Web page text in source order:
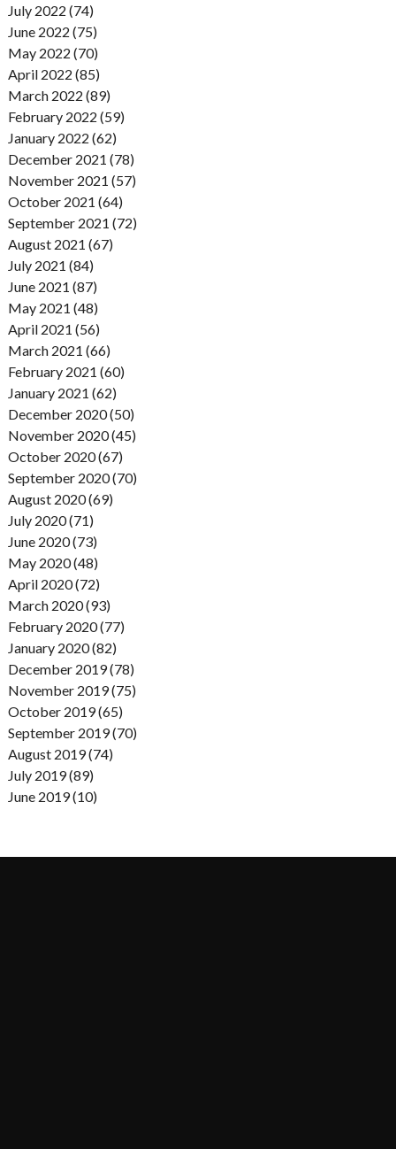
July 2022 (74)
June 2022 (75)
May 2022 (70)
April 2022 (85)
March 2022 (89)
February 2022 (59)
January 2022 (62)
December 2021 (78)
November 2021 (57)
October 2021 (64)
September 2021 (72)
August 2021 (67)
July 2021 (84)
June 2021 (87)
May 2021 (48)
April 2021 (56)
March 2021 (66)
February 2021 (60)
January 2021 (62)
December 2020 (50)
November 2020 (45)
October 2020 (67)
September 2020 (70)
August 2020 (69)
July 2020 (71)
June 2020 (73)
May 2020 (48)
April 2020 (72)
March 2020 (93)
February 2020 (77)
January 2020 (82)
December 2019 (78)
November 2019 (75)
October 2019 (65)
September 2019 (70)
August 2019 (74)
July 2019 (89)
June 2019 (10)